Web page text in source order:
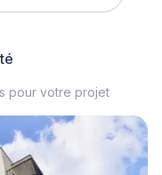
pour votre projet